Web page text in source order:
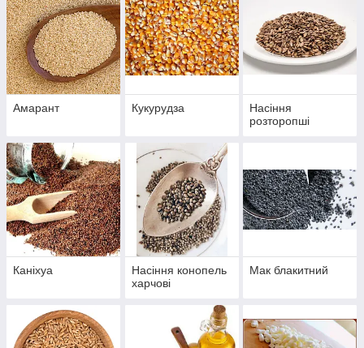
Амарант Кукурудза
Насіння
розторопші
Каніхуа
Насіння конопель
харчові
Мак блакитний